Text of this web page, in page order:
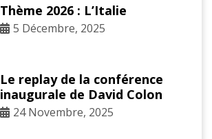
Thème 2026 : L’Italie
5 Décembre, 2025
Le replay de la conférence
inaugurale de David Colon
24 Novembre, 2025